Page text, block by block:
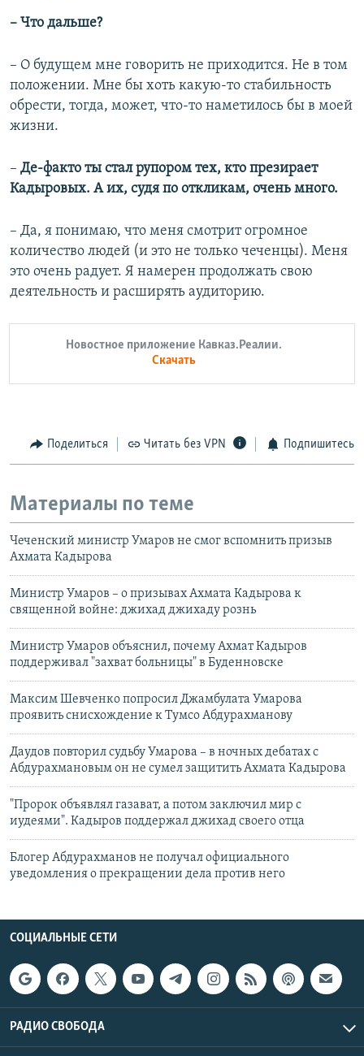
–​ Что дальше?
– О будущем мне говорить не приходится. Не в том
положении. Мне бы хоть какую-то стабильность
обрести, тогда, может, что-то наметилось бы в моей
жизни.
–​ Де-факто ты стал рупором тех, кто презирает
Кадыровых. А их, судя по откликам, очень много.
– Да, я понимаю, что меня смотрит огромное
количество людей (и это не только чеченцы). Меня
это очень радует. Я намерен продолжать свою
деятельность и расширять аудиторию.
Новостное приложение Кавказ.Реалии.
Скачать
Поделиться Читать без VPN Подпишитесь
Материалы по теме
Чеченский министр Умаров не смог вспомнить призыв
Ахмата Кадырова
Министр Умаров – о призывах Ахмата Кадырова к
священной войне: джихад джихаду рознь
Министр Умаров объяснил, почему Ахмат Кадыров
поддерживал "захват больницы" в Буденновске
Максим Шевченко попросил Джамбулата Умарова
проявить снисхождение к Тумсо Абдурахманову
Даудов повторил судьбу Умарова – в ночных дебатах с
Абдурахмановым он не сумел защитить Ахмата Кадырова
"Пророк объявлял газават, а потом заключил мир с
иудеями". Кадыров поддержал джихад своего отца
Блогер Абдурахманов не получал официального
уведомления о прекращении дела против него
СОЦИАЛЬНЫЕ СЕТИ
РАДИО СВОБОДА